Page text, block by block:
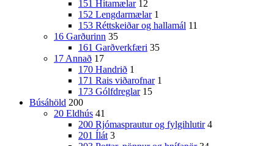
151 Hitamælar 12
152 Lengdarmælar 1
153 Réttskeiðar og hallamál 11
16 Garðurinn 35
161 Garðverkfæri 35
17 Annað 17
170 Handrið 1
171 Rais viðarofnar 1
173 Gólfdreglar 15
Búsáhöld 200
20 Eldhús 41
200 Rjómasprautur og fylgihlutir 4
201 Ílát 3